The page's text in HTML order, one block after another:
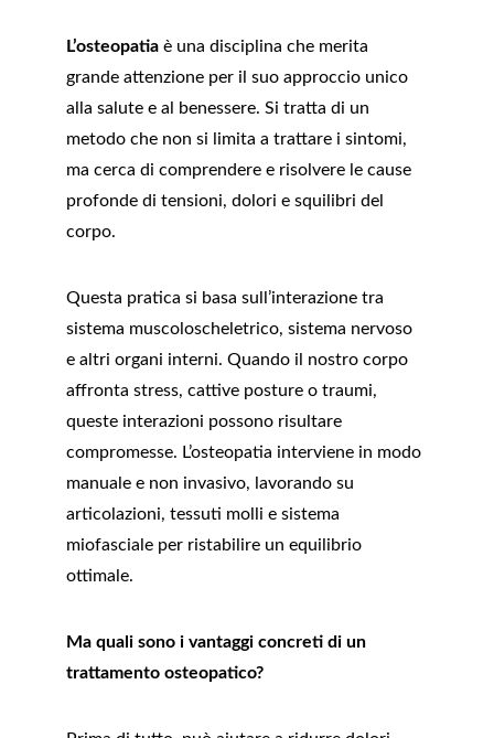
L’osteopatia è una disciplina che merita
grande attenzione per il suo approccio unico
alla salute e al benessere. Si tratta di un
metodo che non si limita a trattare i sintomi,
ma cerca di comprendere e risolvere le cause
profonde di tensioni, dolori e squilibri del
corpo.
Questa pratica si basa sull’interazione tra
sistema muscoloscheletrico, sistema nervoso
e altri organi interni. Quando il nostro corpo
affronta stress, cattive posture o traumi,
queste interazioni possono risultare
compromesse. L’osteopatia interviene in modo
manuale e non invasivo, lavorando su
articolazioni, tessuti molli e sistema
miofasciale per ristabilire un equilibrio
ottimale.
Ma quali sono i vantaggi concreti di un
trattamento osteopatico?